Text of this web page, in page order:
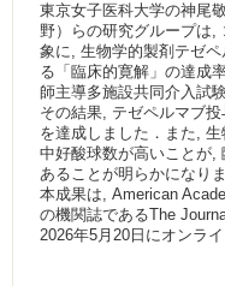
東京女子医科大学の神尾
野）らの研究グループは,
象に, 生物学的製剤テゼ
る「臨床的寛解」の達成
師主導多施設共同介入試
その結果, テゼペルマブ
を達成しました．また,
中好酸球数が高いことが,
あることが明らかになり
本成果は, American
の機関誌であるThe
2026年5月20日にオンラ